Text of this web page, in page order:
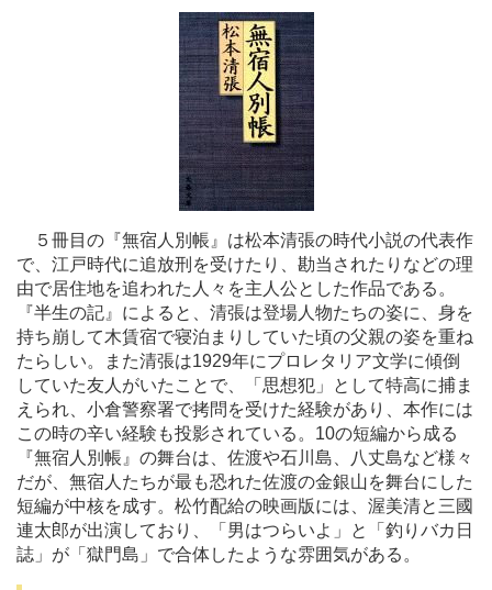
５冊目の『無宿人別帳』は松本清張の時代小説の代表作
で、江戸時代に追放刑を受けたり、勘当されたりなどの理
由で居住地を追われた人々を主人公とした作品である。
『半生の記』によると、清張は登場人物たちの姿に、身を
持ち崩して木賃宿で寝泊まりしていた頃の父親の姿を重ね
たらしい。また清張は1929年にプロレタリア文学に傾倒
していた友人がいたことで、「思想犯」として特高に捕ま
えられ、小倉警察署で拷問を受けた経験があり、本作には
この時の辛い経験も投影されている。10の短編から成る
『無宿人別帳』の舞台は、佐渡や石川島、八丈島など様々
だが、無宿人たちが最も恐れた佐渡の金銀山を舞台にした
短編が中核を成す。松竹配給の映画版には、渥美清と三國
連太郎が出演しており、「男はつらいよ」と「釣りバカ日
誌」が「獄門島」で合体したような雰囲気がある。